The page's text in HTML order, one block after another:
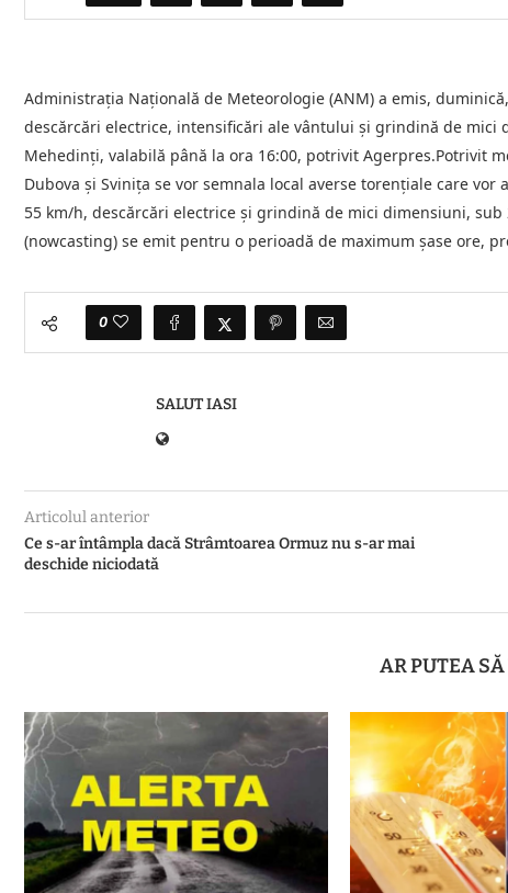
Administraţia Naţională de Meteorologie (ANM) a emis,
descărcări electrice, intensificări ale vântului şi grindină de
Mehedinţi, valabilă până la ora 16:00, potrivit Agerpres.Potrivit
Dubova şi Sviniţa se vor semnala local averse torenţiale care
55 km/h, descărcări electrice şi grindină de mici dimensiuni,
(nowcasting) se emit pentru o perioadă de maximum şase ore,
0
SALUT IASI
Articolul anterior
Ce s-ar întâmpla dacă Strâmtoarea Ormuz nu s-ar mai
deschide niciodată
AR PUTEA